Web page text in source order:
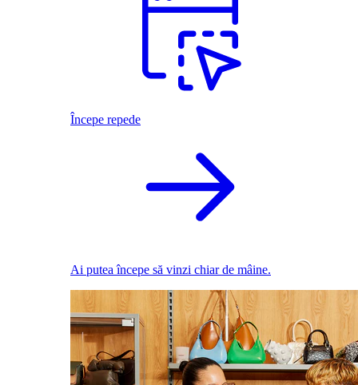
Începe repede
Ai putea începe să vinzi chiar de mâine.